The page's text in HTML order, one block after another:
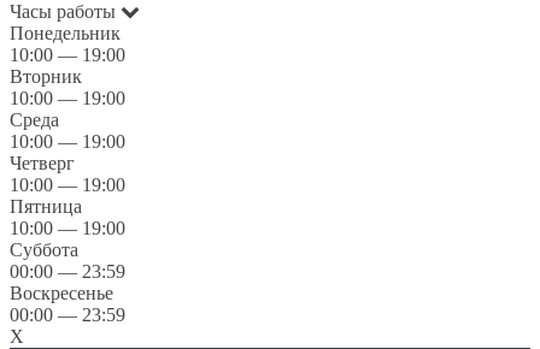
Часы работы
Понедельник
10:00 — 19:00
Вторник
10:00 — 19:00
Среда
10:00 — 19:00
Четверг
10:00 — 19:00
Пятница
10:00 — 19:00
Суббота
00:00 — 23:59
Воскресенье
00:00 — 23:59
X